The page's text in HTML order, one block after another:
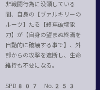
非戦闘行為に没頭している
間、自身の【ヴァルキリーの
ルーツ】たる【終焉破壊能
力】が【自身の望まぬ終焉を
自動的に破壊する事で】、外
部からの攻撃を遮断し、生命
維持も不要になる。
SPD807 No.253